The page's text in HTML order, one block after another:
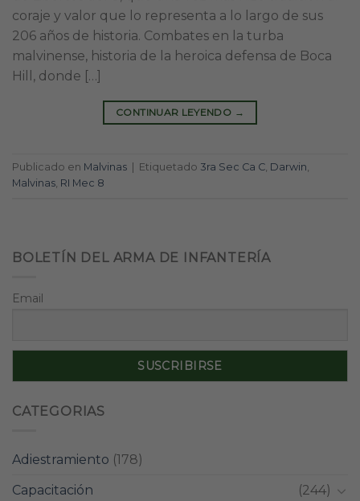
coraje y valor que lo representa a lo largo de sus
206 años de historia. Combates en la turba
malvinense, historia de la heroica defensa de Boca
Hill, donde […]
CONTINUAR LEYENDO →
Publicado en Malvinas Etiquetado 3ra Sec Ca C Darwin
Malvinas RI Mec 8
BOLETÍN DEL ARMA DE INFANTERÍA
Email
CATEGORIAS
Adiestramiento (178)
Capacitación
(244)